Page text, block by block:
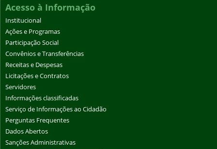
Acesso à Informação
Institucional
Ações e Programas
Participação Social
Convênios e Transferências
Receitas e Despesas
Licitações e Contratos
Servidores
Informações classificadas
Serviço de Informações ao Cidadão
Perguntas Frequentes
Dados Abertos
Sanções Administrativas